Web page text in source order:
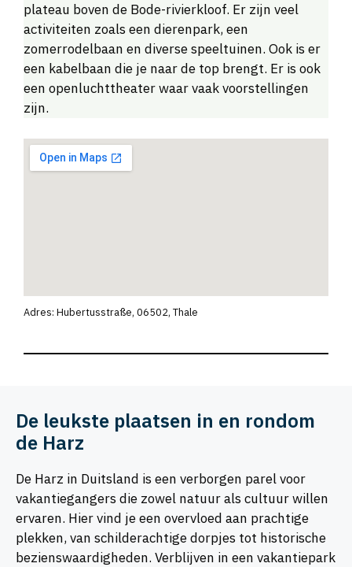
plateau boven de Bode-rivierkloof. Er zijn veel
activiteiten zoals een dierenpark, een
zomerrodelbaan en diverse speeltuinen. Ook is er
een kabelbaan die je naar de top brengt. Er is ook
een openluchttheater waar vaak voorstellingen
zijn.
Adres: Hubertusstraße, 06502, Thale
De leukste plaatsen in en rondom
de Harz
De Harz in Duitsland is een verborgen parel voor
vakantiegangers die zowel natuur als cultuur willen
ervaren. Hier vind je een overvloed aan prachtige
plekken, van schilderachtige dorpjes tot historische
bezienswaardigheden. Verblijven in een vakantiepark